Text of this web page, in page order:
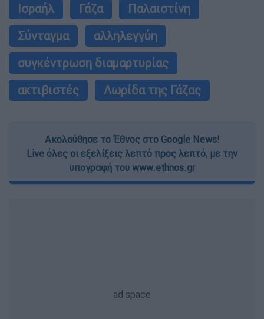
Ισραήλ Γάζα
Παλαιστίνη
Σύνταγμα
αλληλεγγύη
συγκέντρωση διαμαρτυρίας
ακτιβιστές
Λωρίδα της Γάζας
Ακολούθησε το Έθνος στο Google News!
Live όλες οι εξελίξεις λεπτό προς λεπτό, με την
υπογραφή του www.ethnos.gr